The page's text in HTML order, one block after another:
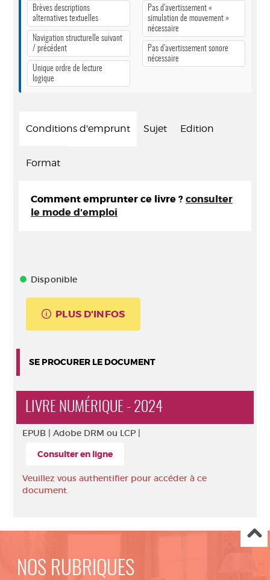
Brèves descriptions
alternatives textuelles
Navigation structurelle suivant
/ précédent
Unique ordre de lecture
logique
Pas d’avertissement «
simulation de mouvement »
nécessaire
Pas d’avertissement sonore
nécessaire
Conditions d'emprunt Sujet Edition
Format
Comment emprunter ce livre ? consulter
le mode d'emploi
Disponible
PLUS D'INFOS
SE PROCURER LE DOCUMENT
LIVRE NUMÉRIQUE - 2024
EPUB | Adobe DRM ou LCP |
Consulter en ligne
Veuillez vous authentifier pour accéder à ce
document.
NOS RUBRIQUES